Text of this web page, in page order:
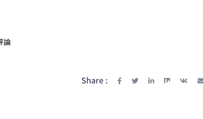
論
Share :